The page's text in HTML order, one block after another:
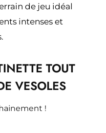
de jeu idéal
intenses et
TOUT
VESOLES
!